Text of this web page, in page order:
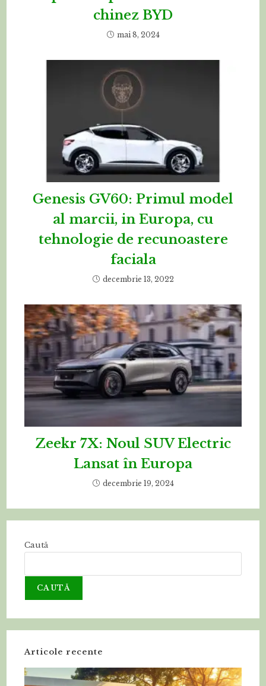
chinez BYD
mai 8, 2024
Genesis GV60: Primul model
al marcii, in Europa, cu
tehnologie de recunoastere
faciala
decembrie 13, 2022
Zeekr 7X: Noul SUV Electric
Lansat în Europa
decembrie 19, 2024
Caută
CAUTĂ
Articole recente